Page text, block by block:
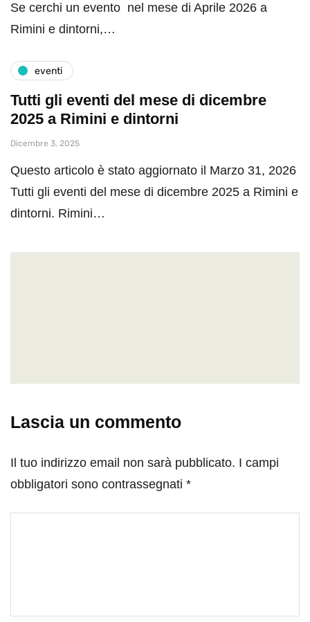
Se cerchi un evento nel mese di Aprile 2026 a
Rimini e dintorni,…
eventi
Tutti gli eventi del mese di dicembre
2025 a Rimini e dintorni
Dicembre 3, 2025
Questo articolo è stato aggiornato il Marzo 31, 2026
Tutti gli eventi del mese di dicembre 2025 a Rimini e
dintorni. Rimini…
Lascia un commento
Il tuo indirizzo email non sarà pubblicato. I campi
obbligatori sono contrassegnati *